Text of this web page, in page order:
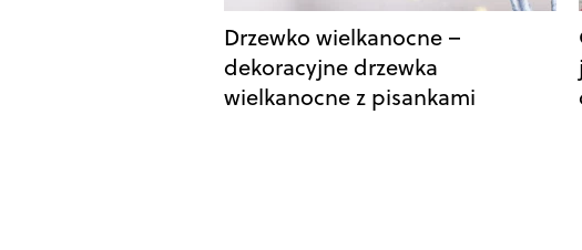
Drzewko wielkanocne –
dekoracyjne drzewka
wielkanocne z pisankami